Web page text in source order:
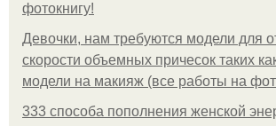
фотокнигу!
Девочки, нам требуются модели для
скорости объемных причесок таких
модели на макияж (все работы на
333 способа пополнения женской